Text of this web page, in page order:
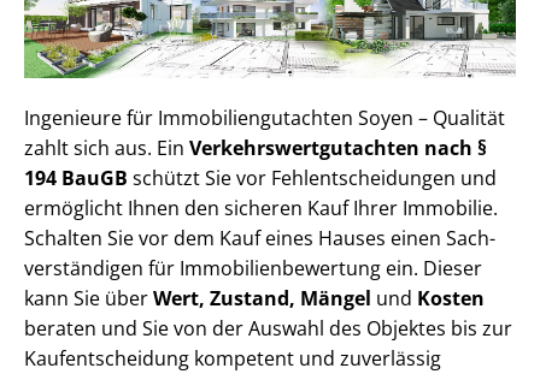
Ingenieure für Im­mo­bi­li­en­gut­ach­ten Soyen – Qualität
zahlt sich aus. Ein Ver­kehrs­wert­gut­ach­ten nach §
194 BauGB schützt Sie vor Fehl­ent­schei­dun­gen und
ermöglicht Ihnen den sicheren Kauf Ihrer Immobilie.
Schalten Sie vor dem Kauf eines Hauses einen Sach­
ver­stän­di­gen für Im­mo­bi­li­en­be­wer­tung ein. Dieser
kann Sie überWert, Zustand, Mängel und Kosten
beraten und Sie von der Auswahl des Objektes bis zur
Kauf­ent­schei­dung kompetent und zuverlässig